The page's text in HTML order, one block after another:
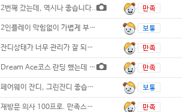
2번째 갔는데, 역시나 좋습니다..
2인플레이 막힘없이 가볍게 부담없이 치기 좋
잔디상태가 너무 관리가 잘 되어 있고 직원분
Dream Ace코스 란딩 했는데 코스관리
페어웨이 잔디, 그린잔디 좋습니다...
재방문 의사 100프로. 만족스러운 라운딩이